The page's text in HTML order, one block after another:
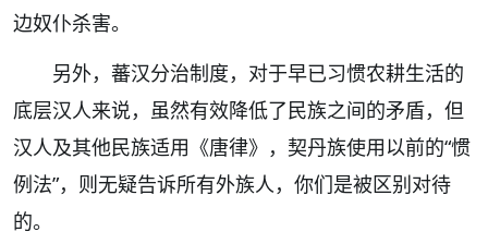
边奴仆杀害。
另外，蕃汉分治制度，对于早已习惯农耕生活的
底层汉人来说，虽然有效降低了民族之间的矛盾，但
汉人及其他民族适用《唐律》，契丹族使用以前的“惯
例法”，则无疑告诉所有外族人，你们是被区别对待
的。